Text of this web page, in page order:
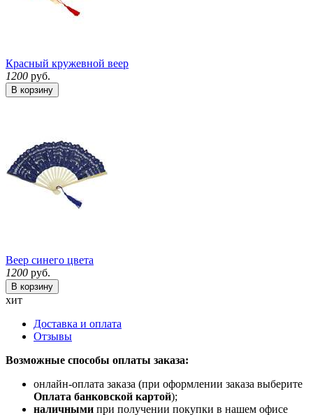
Красный кружевной веер
1200 руб.
В корзину
Веер синего цвета
1200 руб.
В корзину
хит
Доставка и оплата
Отзывы
Возможные способы оплаты заказа:
онлайн-оплата заказа (при оформлении заказа выберите
Оплата банковской картой);
наличными при получении покупки в нашем офисе